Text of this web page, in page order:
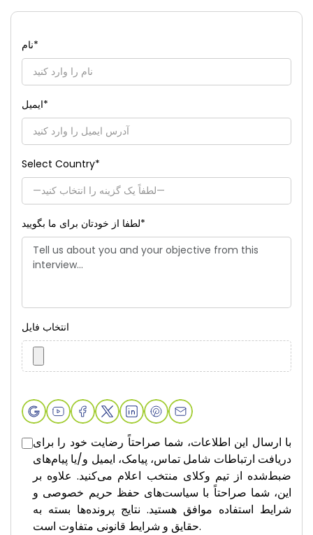
نام*
ایمیل*
Select Country*
لطفا از خودتان برای ما بگویید*
انتخاب فایل
با ارسال این اطلاعات، شما صراحتاً رضایت خود را برای
دریافت ارتباطات شامل تماس، پیامک، ایمیل و/یا پیام‌های
ضبط‌شده از تیم وکلای منتخب اعلام می‌کنید. علاوه بر
این، شما صراحتاً با سیاست‌های حفظ حریم خصوصی و
شرایط استفاده موافق هستید. نتایج پرونده‌ها بسته به
حقایق و شرایط قانونی متفاوت است.